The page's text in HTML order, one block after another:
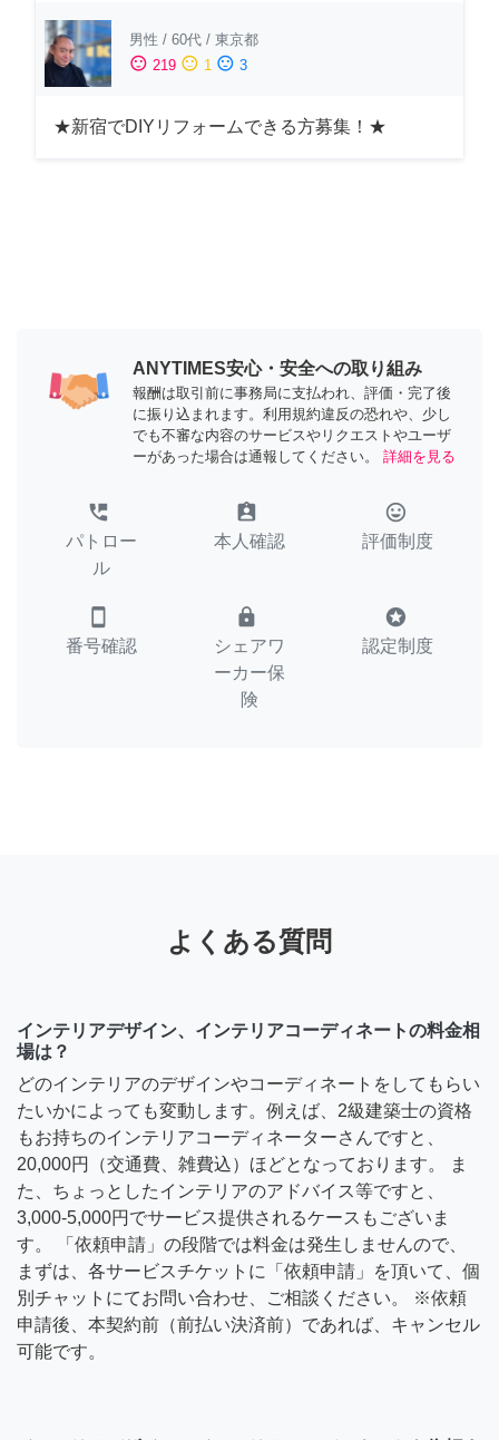
男性 / 60代 / 東京都
sentiment_satisfied 219 sentiment_neutral 1 sentiment_dissatisfied 3
★新宿でDIYリフォームできる方募集！★
ANYTIMES安心・安全への取り組み
報酬は取引前に事務局に支払われ、評価・完了後
に振り込まれます。利用規約違反の恐れや、少し
でも不審な内容のサービスやリクエストやユーザ
ーがあった場合は通報してください。
詳細を見る
perm_phone_msg
パトロー
ル
assignment_ind
本人確認
tag_faces
評価制度
smartphone
番号確認
lock
シェアワ
ーカー保
険
stars
認定制度
よくある質問
インテリアデザイン、インテリアコーディネートの料金相
場は？
どのインテリアのデザインやコーディネートをしてもらい
たいかによっても変動します。例えば、2級建築士の資格
もお持ちのインテリアコーディネーターさんですと、
20,000円（交通費、雑費込）ほどとなっております。 ま
た、ちょっとしたインテリアのアドバイス等ですと、
3,000-5,000円でサービス提供されるケースもございま
す。 「依頼申請」の段階では料金は発生しませんので、
まずは、各サービスチケットに「依頼申請」を頂いて、個
別チャットにてお問い合わせ、ご相談ください。 ※依頼
申請後、本契約前（前払い決済前）であれば、キャンセル
可能です。